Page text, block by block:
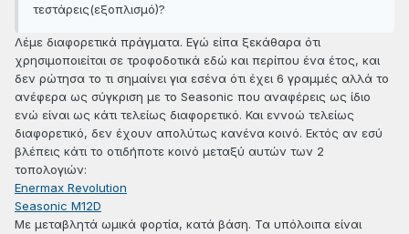
τεστάρεις(εξοπλισμό)?
Λέμε διαφορετικά πράγματα. Εγώ είπα ξεκάθαρα ότι
χρησιμοποιείται σε τροφοδοτικά εδώ και περίπου ένα έτος, και
δεν ρώτησα το τι σημαίνει για εσένα ότι έχει 6 γραμμές αλλά το
ανέφερα ως σύγκριση με το Seasonic που αναφέρεις ως ίδιο
ενώ είναι ως κάτι τελείως διαφορετικό. Και εννοώ τελείως
διαφορετικό, δεν έχουν απολύτως κανένα κοινό. Εκτός αν εσύ
βλέπεις κάτι το οτιδήποτε κοινό μεταξύ αυτών των 2
τοπολογιών:
Enermax Revolution
Seasonic M12D
Με μεταβλητά ωμικά φορτία, κατά βάση. Τα υπόλοιπα είναι